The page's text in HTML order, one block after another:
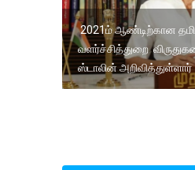
2021ம் ஆண்டிற்கான
வளர்ச்சித்துறை
ஸ்டாலின் அறிவித்துள்ளார்